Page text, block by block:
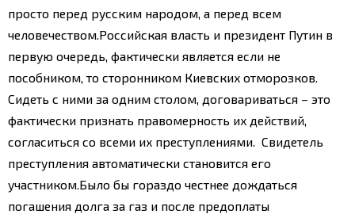
просто перед русским народом, а перед всем
человечеством. Российская власть и президент Путин в
первую очередь, фактически является если не
пособником, то сторонником Киевских отморозков.
Сидеть с ними за одним столом, договариваться – это
фактически признать правомерность их действий,
согласиться со всеми их преступлениями. Свидетель
преступления автоматически становится его
участником. Было бы гораздо честнее дождаться
погашения долга за газ и после предоплаты